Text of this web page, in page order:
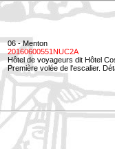
06 - Menton
20160600551NUC2A
Hôtel de voyageurs dit Hôtel
Première volée de l'escalier.